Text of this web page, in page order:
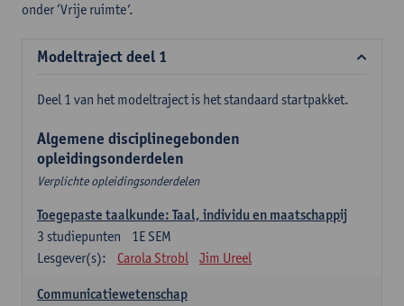
onder ‘Vrije ruimte’.
Modeltraject deel 1
Deel 1 van het modeltraject is het standaard startpakket.
Algemene disciplinegebonden
opleidingsonderdelen
Verplichte opleidingsonderdelen
Toegepaste taalkunde: Taal, individu en maatschappij
1E SEM
3 studiepunten
Lesgever(s):
Carola Strobl Jim Ureel
Communicatiewetenschap